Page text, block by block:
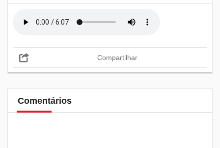
Compartilhar
Comentários